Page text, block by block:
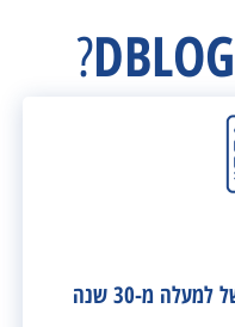
DBLOG
?